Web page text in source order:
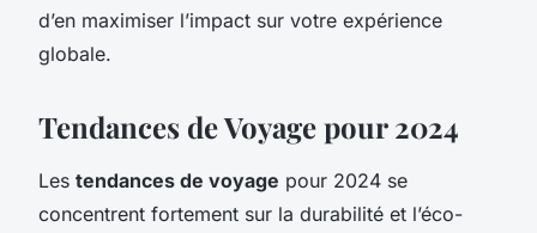
d’en maximiser l’impact sur votre expérience
globale.
Tendances de Voyage pour 2024
Les tendances de voyage pour 2024 se
concentrent fortement sur la durabilité et l’éco-